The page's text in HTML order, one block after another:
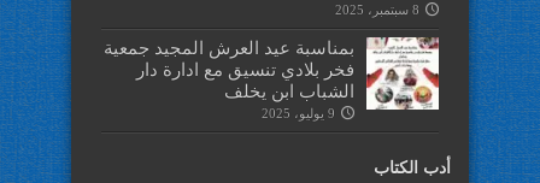
8 سبتمبر، 2025
بمناسبة عيد العرش المجيد جمعية
فخر بلادي تنسيق مع ادارة دار
الشباب ابن يخلف
9 يوليو، 2025
أدب الكتاب